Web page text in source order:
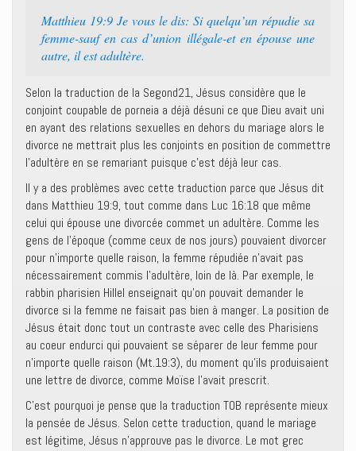
Matthieu 19:9 Je vous le dis: Si quelqu’un répudie sa
femme-sauf en cas d’union illégale-et en épouse une
autre, il est adultère.
Selon la traduction de la Segond21, Jésus considère que le
conjoint coupable de porneia a déjà désuni ce que Dieu avait uni
en ayant des relations sexuelles en dehors du mariage alors le
divorce ne mettrait plus les conjoints en position de commettre
l’adultère en se remariant puisque c’est déjà leur cas.
Il y a des problèmes avec cette traduction parce que Jésus dit
dans Matthieu 19:9, tout comme dans Luc 16:18 que même
celui qui épouse une divorcée commet un adultère. Comme les
gens de l’époque (comme ceux de nos jours) pouvaient divorcer
pour n’importe quelle raison, la femme répudiée n’avait pas
nécessairement commis l’adultère, loin de là. Par exemple, le
rabbin pharisien Hillel enseignait qu’on pouvait demander le
divorce si la femme ne faisait pas bien à manger. La position de
Jésus était donc tout un contraste avec celle des Pharisiens
au coeur endurci qui pouvaient se séparer de leur femme pour
n’importe quelle raison (Mt.19:3), du moment qu’ils produisaient
une lettre de divorce, comme Moïse l’avait prescrit.
C’est pourquoi je pense que la traduction TOB représente mieux
la pensée de Jésus. Selon cette traduction, quand le mariage
est légitime, Jésus n’approuve pas le divorce. Le mot grec